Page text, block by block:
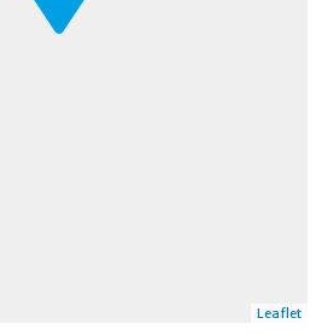
Leaflet